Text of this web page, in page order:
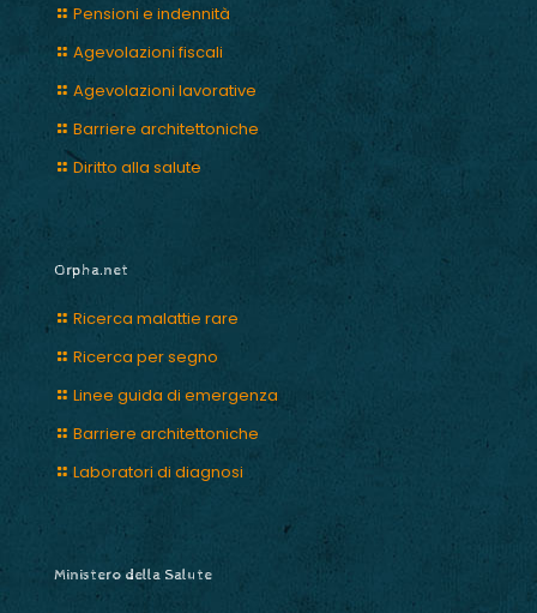
Pensioni e indennità
Agevolazioni fiscali
Agevolazioni lavorative
Barriere architettoniche
Diritto alla salute
Orpha.net
Ricerca malattie rare
Ricerca per segno
Linee guida di emergenza
Barriere architettoniche
Laboratori di diagnosi
Ministero della Salute